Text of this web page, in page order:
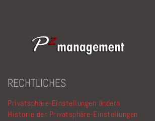
RECHTLICHES
Privatsphäre-Einstellungen ändern
Historie der Privatsphäre-Einstellungen